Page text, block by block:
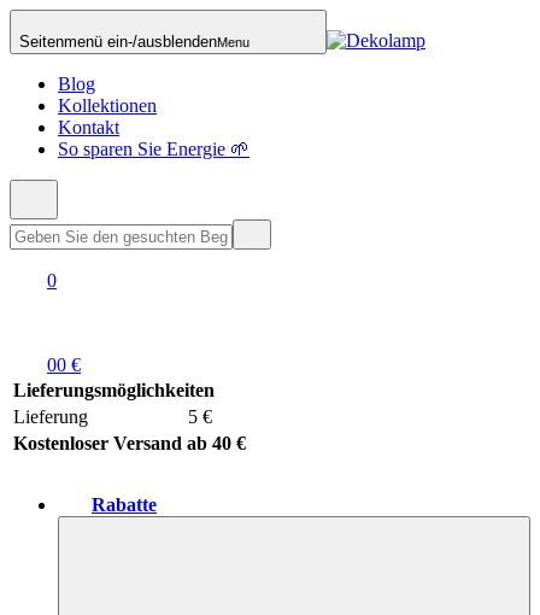
Seitenmenü ein-/ausblendenMenu
Blog
Kollektionen
Kontakt
So sparen Sie Energie 🌱
0
00 €
Lieferungsmöglichkeiten
Lieferung
5 €
Kostenloser Versand ab 40 €
Rabatte